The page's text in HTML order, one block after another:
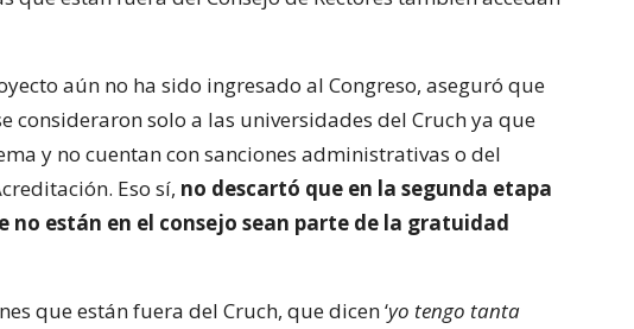
aún no ha sido ingresado al Congreso, aseguró que
consideraron solo a las universidades del Cruch ya que
y no cuentan con sanciones administrativas o del
Eso sí, no descartó que en la segunda etapa
no están en el consejo sean parte de la gratuidad
que están fuera del Cruch, que dicen ‘yo tengo tanta